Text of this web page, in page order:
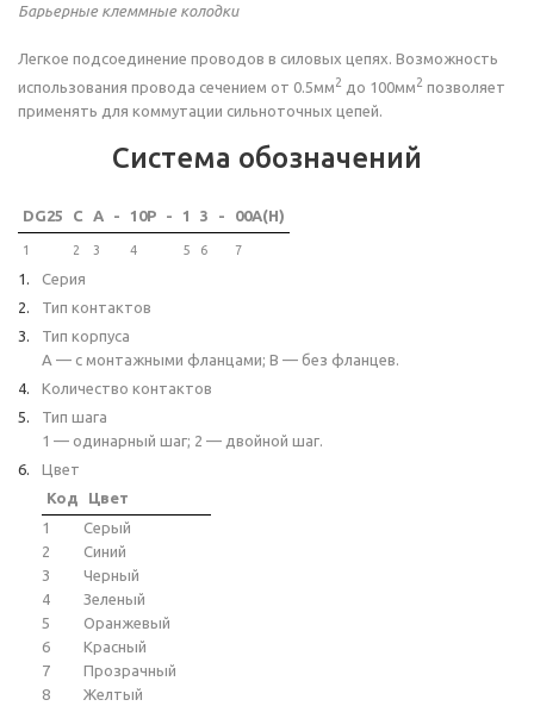
Барьерные клеммные колодки
Легкое подсоединение проводов в силовых цепях. Возможность
использования провода сечением от 0.5мм2 до 100мм2 позволяет
применять для коммутации сильноточных цепей.
Система обозначений
DG25 C A - 10P - 1 3 - 00A(H)
1 2 3 4 5 6 7
Серия
Тип контактов
Тип корпуса
A — с монтажными фланцами; B — без фланцев.
Количество контактов
Тип шага
1 — одинарный шаг; 2 — двойной шаг.
Цвет
Код
Цвет
1
Серый
2
Синий
3
Черный
4
Зеленый
5
Оранжевый
6
Красный
7
Прозрачный
8
Желтый